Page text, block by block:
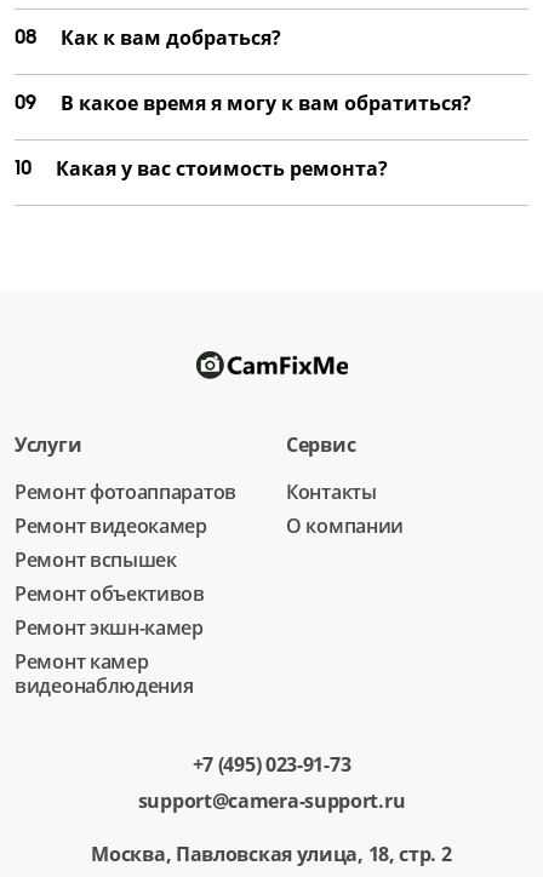
08 Как к вам добраться?
09 В какое время я могу к вам обратиться?
10 Какая у вас стоимость ремонта?
Услуги
Ремонт фотоаппаратов
Ремонт видеокамер
Ремонт вспышек
Ремонт объективов
Ремонт экшн-камер
Ремонт камер
видеонаблюдения
Сервис
Контакты
О компании
+7 (495) 023-91-73
support@camera-support.ru
Москва, Павловская улица, 18, стр. 2